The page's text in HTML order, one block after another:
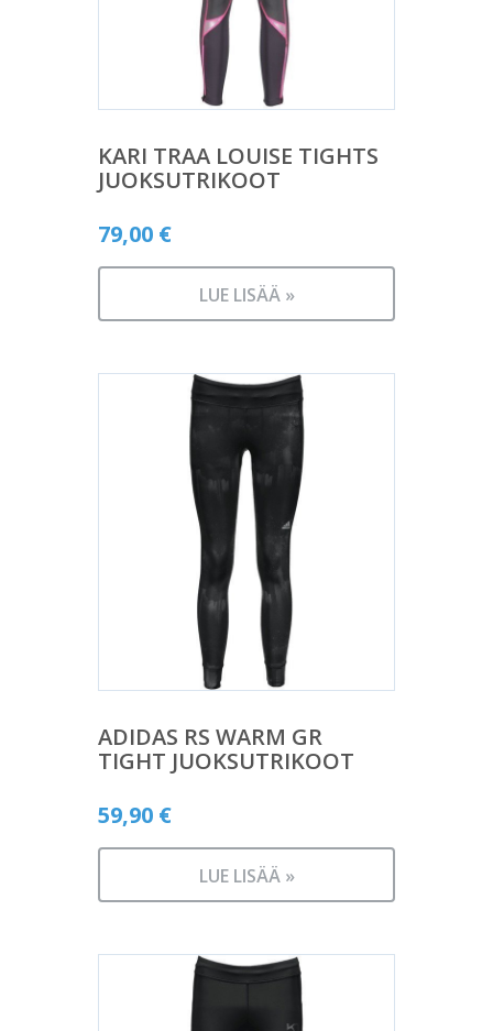
KARI TRAA LOUISE TIGHTS
JUOKSUTRIKOOT
79,00 €
LUE LISÄÄ »
ADIDAS RS WARM GR
TIGHT JUOKSUTRIKOOT
59,90 €
LUE LISÄÄ »